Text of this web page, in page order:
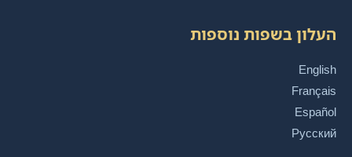
העלון בשפות נוספות
English
Français
Español
Русский